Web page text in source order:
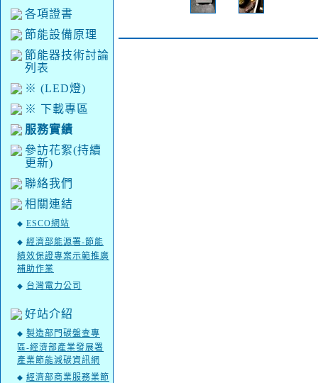
各項證書
節能設備原理
節能器技術討論
列表
※ (LED燈)
※ 下載專區
服務實績
參訪花絮(持續
更新)
聯絡我們
相關連結
◆ ESCO網站
◆ 經濟部能源署-節能
績效保證專案示範推廣
補助作業
◆ 台灣電力公司
好站介紹
◆ 製造部門碳盤查專
區-經濟部產業發展署
產業節能減碳資訊網
◆ 經濟部商業服務業節